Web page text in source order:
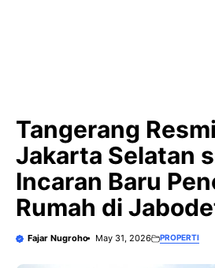
Tangerang
Jakarta Selatan
Incaran Baru
Rumah di
Fajar Nugroho May 31, 2026 PROPERTI